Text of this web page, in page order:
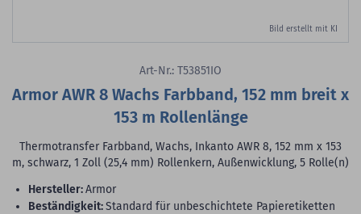
Bild erstellt mit KI
Art-Nr.: T53851IO
Armor AWR 8 Wachs Farbband, 152 mm breit x
153 m Rollenlänge
Thermotransfer Farbband, Wachs, Inkanto AWR 8, 152 mm x 153
m, schwarz, 1 Zoll (25,4 mm) Rollenkern, Außenwicklung, 5 Rolle(n)
Hersteller:Armor
Beständigkeit:Standard für unbeschichtete Papieretiketten